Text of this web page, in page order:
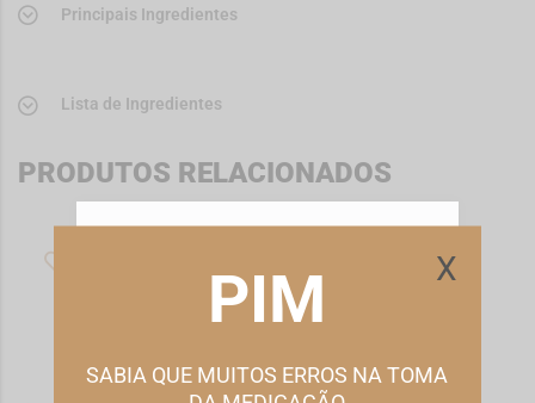
Principais Ingredientes
Lista de Ingredientes
PRODUTOS RELACIONADOS
Este site utiliza cookies para melhorar a sua
experiência de utilização.
X
PIM
SABIA QUE MUITOS ERROS NA TOMA